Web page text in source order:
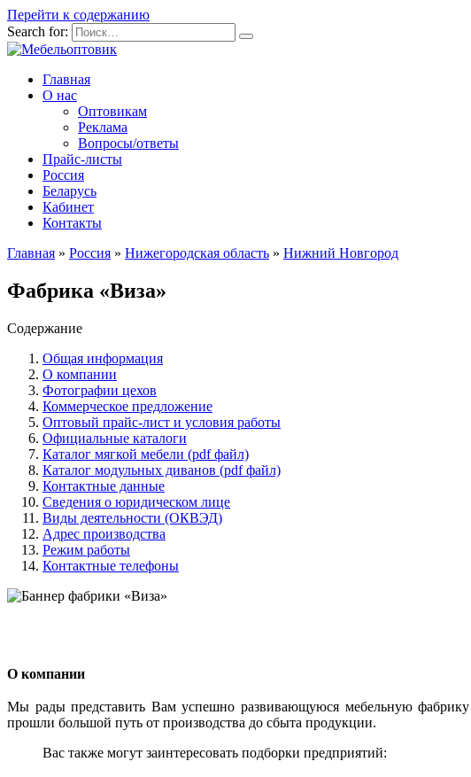
Перейти к содержанию
Search for:
Главная
О нас
Оптовикам
Реклама
Вопросы/ответы
Прайс-листы
Россия
Беларусь
Кабинет
Контакты
Главная » Россия » Нижегородская область » Нижний Новгород
Фабрика «Виза»
Содержание
Общая информация
О компании
Фотографии цехов
Коммерческое предложение
Оптовый прайс-лист и условия работы
Официальные каталоги
Каталог мягкой мебели (pdf файл)
Каталог модульных диванов (pdf файл)
Контактные данные
Сведения о юридическом лице
Виды деятельности (ОКВЭД)
Адрес производства
Режим работы
Контактные телефоны
О компании
Мы рады представить Вам успешно развивающуюся мебельную
прошли большой путь от производства до сбыта продукции.
Вас также могут заинтересовать подборки предприятий: